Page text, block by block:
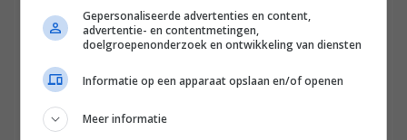
Gepersonaliseerde advertenties en content,
advertentie- en contentmetingen,
doelgroepenonderzoek en ontwikkeling van diensten
Informatie op een apparaat opslaan en/of openen
Meer informatie